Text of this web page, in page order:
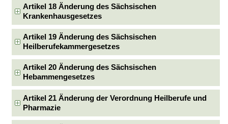
Artikel 18 Änderung des Sächsischen
Krankenhausgesetzes
Artikel 19 Änderung des Sächsischen
Heilberufekammergesetzes
Artikel 20 Änderung des Sächsischen
Hebammengesetzes
Artikel 21 Änderung der Verordnung Heilberufe und
Pharmazie